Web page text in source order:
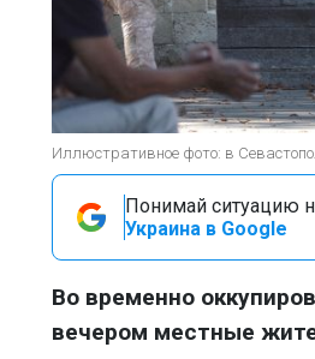
Иллюстративное фото: в
Понимай ситуацию
Украина в Google
Во временно
вечером местные